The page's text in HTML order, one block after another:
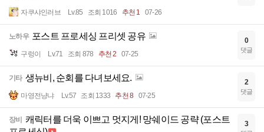
자쿠샤인러브 Lv.85 조회 1016 추천 1 07-26
노하우 포스트 프로세싱 프리셋 공유
구렁이 Lv.71 조회 878 추천 2 07-25
0
댓글
기타 생뉴비, 순회를 다녀보세요.
마영전냥냐 Lv.57 조회 1333 추천 8 07-25
2
댓글
장비
캐릭터를 더욱 이쁘고 멋지게! 망쉐이드 공략 (포스트
3